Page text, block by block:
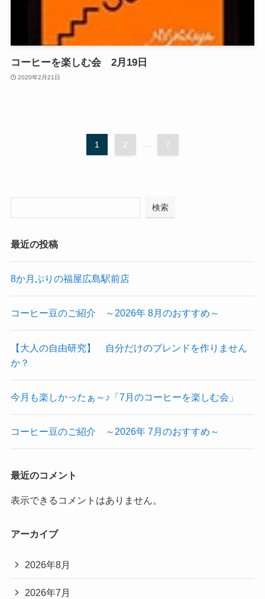
コーヒーを楽しむ会 2月19日
2020年2月21日
1 2 ... 7
検索
最近の投稿
8か月ぶりの福屋広島駅前店
コーヒー豆のご紹介 ～2026年 8月のおすすめ～
【大人の自由研究】 自分だけのブレンドを作りません
か？
今月も楽しかったぁ～♪「7月のコーヒーを楽しむ会」
コーヒー豆のご紹介 ～2026年 7月のおすすめ～
最近のコメント
表示できるコメントはありません。
アーカイブ
2026年8月
2026年7月